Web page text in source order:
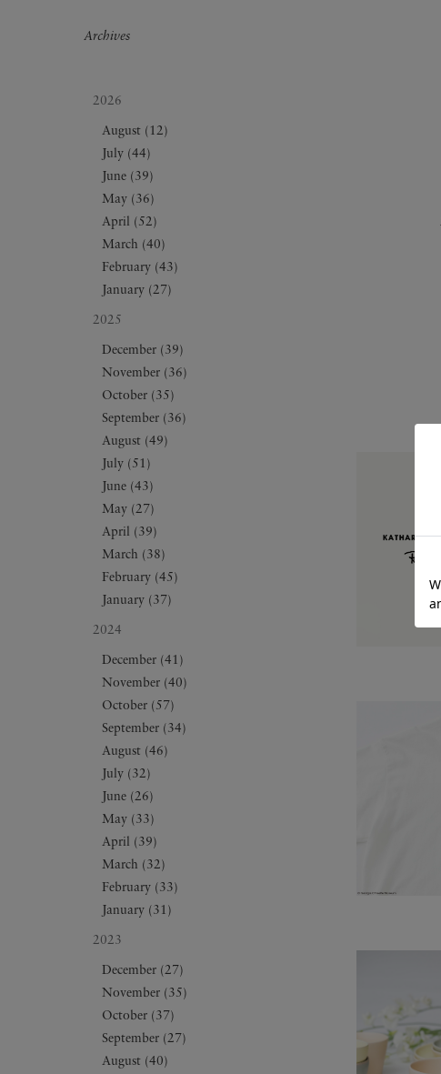
Archives
2026
August (12)
July (44)
June (39)
May (36)
April (52)
March (40)
February (43)
January (27)
2025
December (39)
November (36)
October (35)
September (36)
August (49)
July (51)
June (43)
May (27)
April (39)
March (38)
February (45)
January (37)
2024
December (41)
November (40)
October (57)
September (34)
August (46)
July (32)
June (26)
May (33)
April (39)
March (32)
February (33)
January (31)
2023
December (27)
November (35)
October (37)
September (27)
August (40)